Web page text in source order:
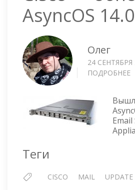
AsyncOS
Олег
24 СЕНТЯБРЯ
ПОДРОБНЕЕ
Теги
CISCO MAIL UPDATE